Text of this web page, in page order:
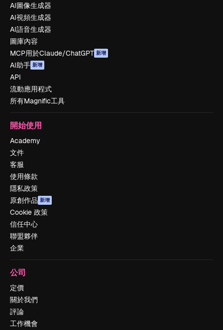
AI圖像生成器
AI視頻生成器
AI語音生成器
圖庫內容
MCP用於Claude/ChatGPT 新增
AI助手 新增
API
流動應用程式
所有Magnific工具
開始使用
Academy
文件
客服
使用條款
隱私政策
原創作品 新增
Cookie 政策
信任中心
聯盟夥伴
企業
公司
定價
關於我們
評論
工作機會